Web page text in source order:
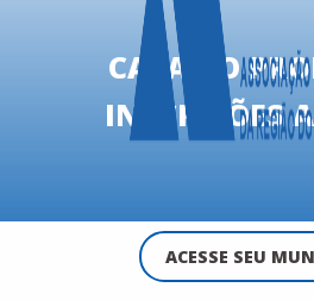
ACESSE SEU
CASA DO
INSCRIÇÕES